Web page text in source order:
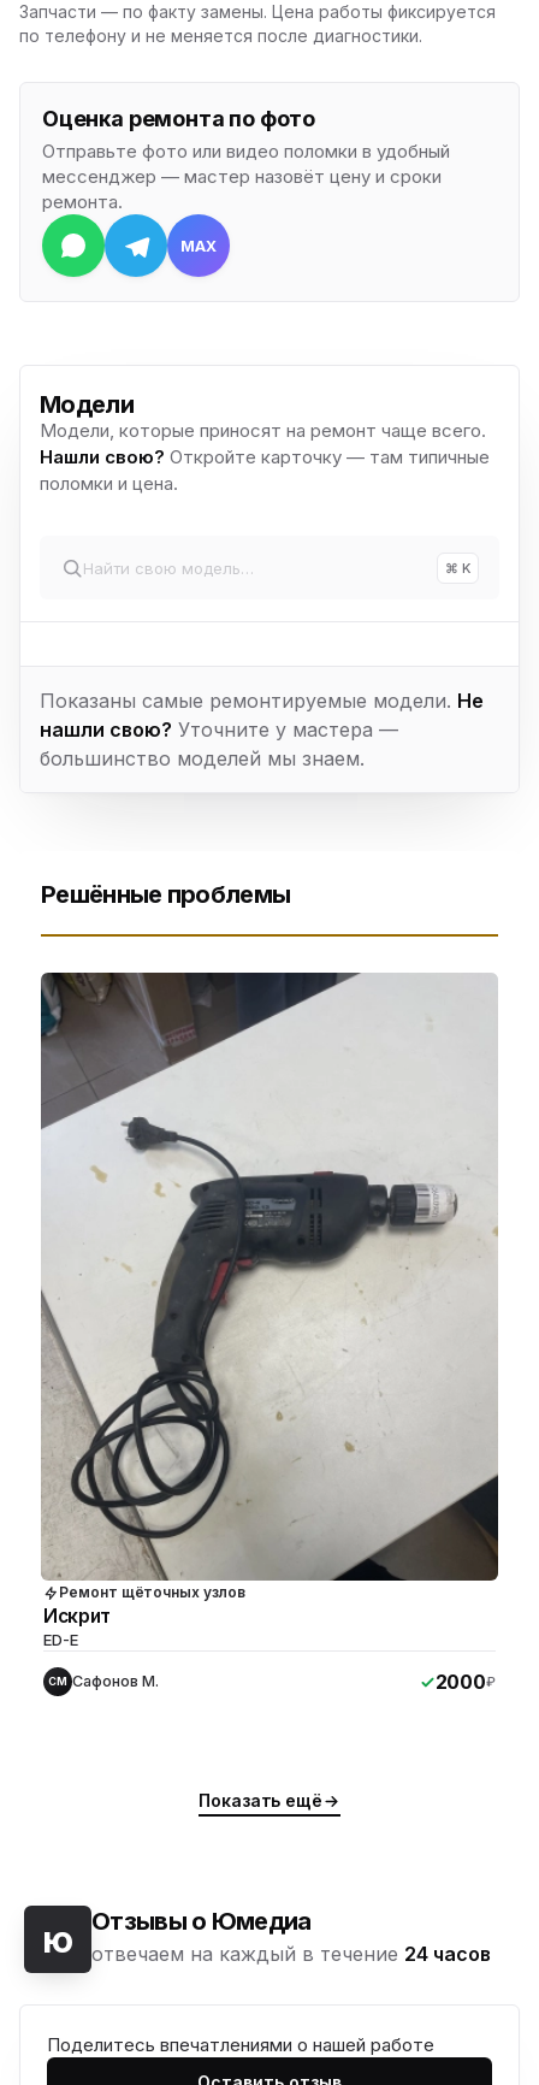
Запчасти — по факту замены. Цена работы фиксируется
по телефону и не меняется после диагностики.
Оценка ремонта по фото
Отправьте фото или видео поломки в удобный
мессенджер — мастер назовёт цену и сроки
ремонта.
MAX
Модели
Модели, которые приносят на ремонт чаще всего.
Нашли свою? Откройте карточку — там типичные
поломки и цена.
⌘ K
Показаны самые ремонтируемые модели. Не
нашли свою? Уточните у мастера —
большинство моделей мы знаем.
Решённые проблемы
Ремонт щёточных узлов
Искрит
ED-E
СМ Сафонов М. 2000₽
Показать ещё
ю Отзывы о Юмедиа
отвечаем на каждый в течение 24 часов
Поделитесь впечатлениями о нашей работе